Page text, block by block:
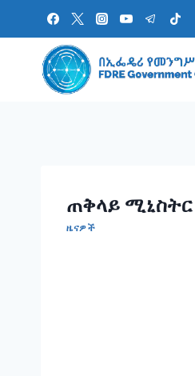
content
ጠቅላይ ሚኒስትር
ዜናዎች